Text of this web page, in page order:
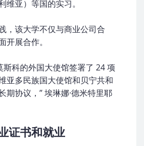
维亚）等国的实习。
，该大学不仅与商业公司合
开展合作。
斯科的外国大使馆签署了 24 项
亚多民族国大使馆和贝宁共和
期协议，” 埃琳娜·德米特里耶
证书和就业